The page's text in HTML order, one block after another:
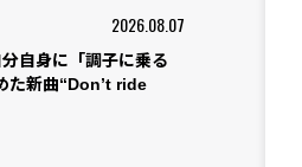
2026.08.07
自身に「調子に乗る
た新曲“Don’t ride